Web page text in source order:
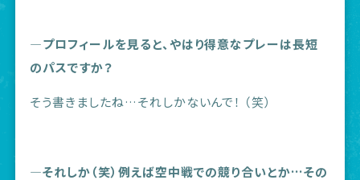
―プロフィールを見ると、やはり得意なプレーは長短
のパスですか？
そう書きましたね…それしかないんで！ （笑）
―それしか（笑）例えば空中戦での競り合いとか…その